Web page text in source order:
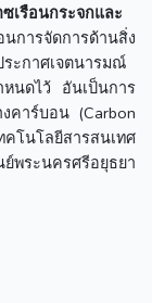
เรือนกระจกและ
ารจัดการด้านสิ่ง
ะกาศเจตนารมณ์
หนดไว้ อันเป็นการ
คาร์บอน (Carbon
โนโลยีสารสนเทศ
พระนครศรีอยุธยา